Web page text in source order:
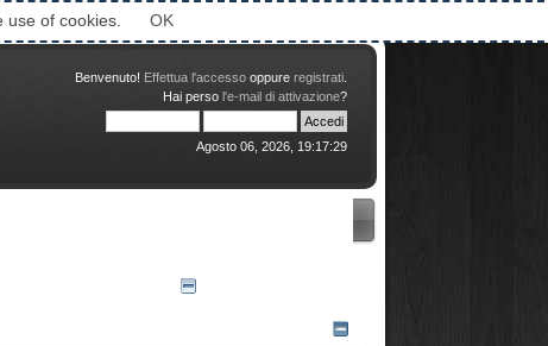
Benvenuto! Effettua l'accesso oppure registrati
Hai perso l'e-mail di attivazione?
Agosto 06, 2026, 19:17:29
use of cookies. OK